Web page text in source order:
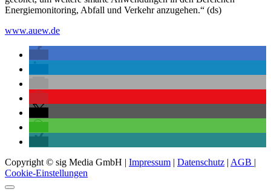
Energiemonitoring, Abfall und Verkehr anzugehen.“ (ds)
www.auew.de
Copyright © sig Media GmbH | Impressum | Datenschutz | AGB |
Cookie-Einstellungen